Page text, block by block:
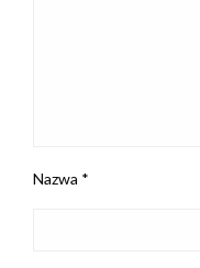
Nazwa *